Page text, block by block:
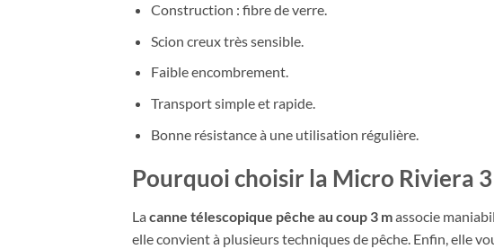
Construction : fibre de verre.
Scion creux très sensible.
Faible encombrement.
Transport simple et rapide.
Bonne résistance à une utilisation régulière.
Pourquoi choisir la Micro Riviera 3
La canne télescopique pêche au coup 3 massocie
elle convient à plusieurs techniques de pêche. Enfin, elle